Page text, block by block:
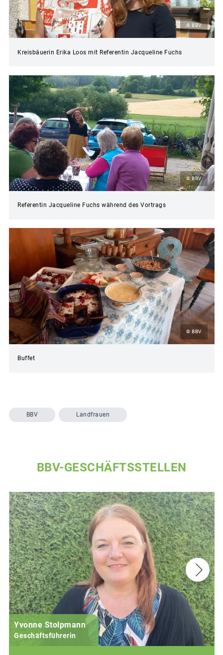
© BBV
Kreisbäuerin Erika Loos mit Referentin Jacqueline Fuchs
© BBV
Referentin Jacqueline Fuchs während des Vortrags
© BBV
Buffet
BBV Landfrauen
BBV-GESCHÄFTSSTELLEN
Yvonne Stolpmann
Geschäftsführerin